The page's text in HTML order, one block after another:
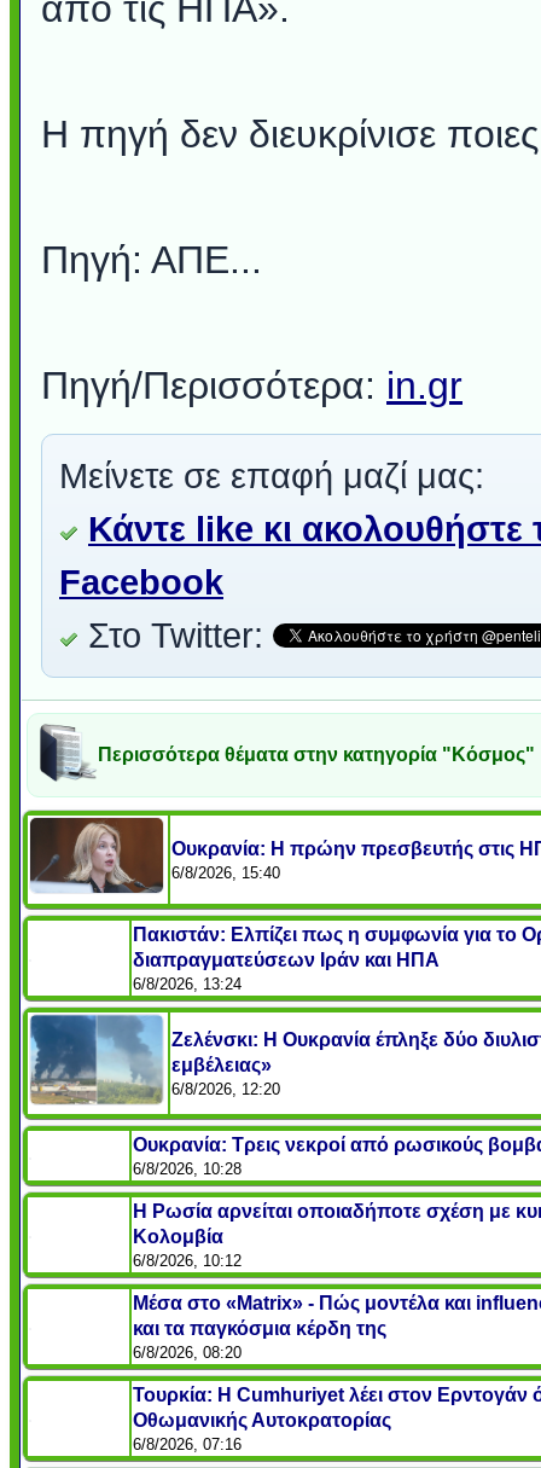
από τις ΗΠΑ».
Η πηγή δεν διευκρίνισε
Πηγή: ΑΠΕ...
Πηγή/Περισσότερα: in.gr
Μείνετε σε επαφή μαζί μας:
Κάντε like κι ακολουθήστε
Facebook
Στο Twitter:
Περισσότερα θέματα στην κατηγορία "Κόσμος"
Ουκρανία: Η πρώην πρεσβευτής στις
6/8/2026, 15:40
Πακιστάν: Ελπίζει πως η συμφωνία για
διαπραγματεύσεων Ιράν και ΗΠΑ
6/8/2026, 13:24
Ζελένσκι: Η Ουκρανία έπληξε δύο
εμβέλειας»
6/8/2026, 12:20
Ουκρανία: Τρεις νεκροί από ρωσικούς
6/8/2026, 10:28
Η Ρωσία αρνείται οποιαδήποτε σχέση με
Κολομβία
6/8/2026, 10:12
Μέσα στο «Matrix» - Πώς μοντέλα και
και τα παγκόσμια κέρδη της
6/8/2026, 08:20
Τουρκία: Η Cumhuriyet λέει στον Ερντογάν
Οθωμανικής Αυτοκρατορίας
6/8/2026, 07:16